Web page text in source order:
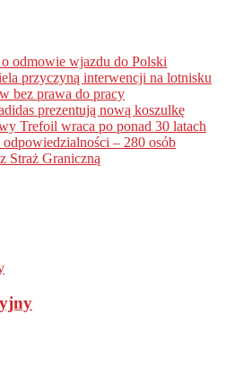
o odmowie wjazdu do Polski
przyczyną interwencji na lotnisku
bez prawa do pracy
prezentują nową koszulkę
Trefoil wraca po ponad 30 latach
– 280 osób
Straż Graniczną